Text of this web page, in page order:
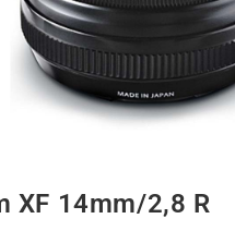
XF 14mm/2,8 R